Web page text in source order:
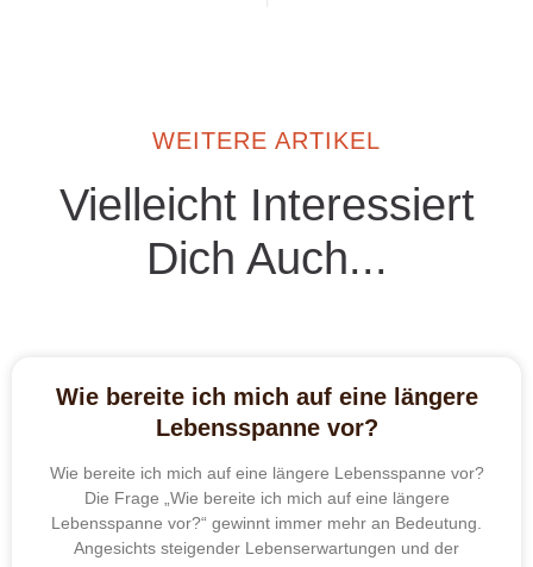
WEITERE ARTIKEL
Vielleicht Interessiert
Dich Auch...
Wie bereite ich mich auf eine längere
Lebensspanne vor?
Wie bereite ich mich auf eine längere Lebensspanne vor?
Die Frage „Wie bereite ich mich auf eine längere
Lebensspanne vor?“ gewinnt immer mehr an Bedeutung.
Angesichts steigender Lebenserwartungen und der